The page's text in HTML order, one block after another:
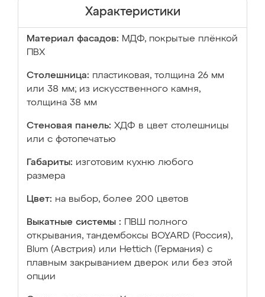
Характеристики
Материал фасадов: МДФ, покрытые плёнкой
ПВХ
Столешница: пластиковая, толщина 26 мм
или 38 мм; из искусственного камня,
толщина 38 мм
Стеновая панель: ХДФ в цвет столешницы
или с фотопечатью
Габариты: изготовим кухню любого
размера
Цвет: на выбор, более 200 цветов
Выкатные системы :
ПВШ полного
открывания, тандембоксы BOYARD (Россия),
Blum (Австрия) или Hettich (Германия) с
плавным закрыванием дверок или без этой
опции